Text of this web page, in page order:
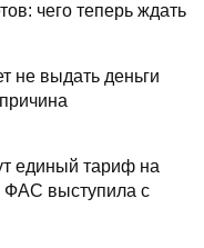
чего теперь ждать
не выдать деньги
единый тариф на
ФАС выступила с